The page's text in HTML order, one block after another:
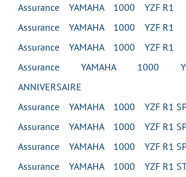
Assurance YAMAHA 1000 YZF R1
Assurance YAMAHA 1000 YZF R1
Assurance YAMAHA 1000 YZF R1
Assurance YAMAHA 1000
ANNIVERSAIRE
Assurance YAMAHA 1000 YZF R1
Assurance YAMAHA 1000 YZF R1
Assurance YAMAHA 1000 YZF R1
Assurance YAMAHA 1000 YZF R1